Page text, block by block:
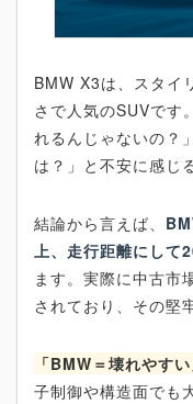
BMW X3は、スタイ
さで人気のSUVです
れるんじゃないの？
は？」と不安に感じ
結論から言えば、
上、走行距離にして
ます。実際に中古市
されており、その堅
「BMW＝壊れやす
子制御や構造面でも